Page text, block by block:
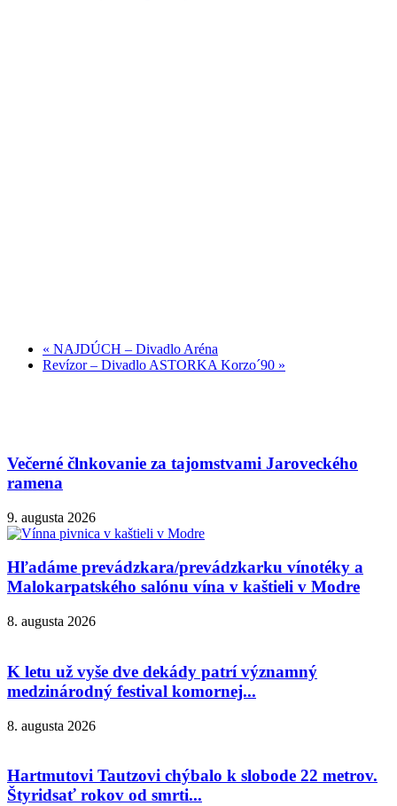
« NAJDÚCH – Divadlo Aréna
Revízor – Divadlo ASTORKA Korzo´90 »
Večerné člnkovanie za tajomstvami Jaroveckého
ramena
9. augusta 2026
Hľadáme prevádzkara/prevádzkarku vínotéky a
Malokarpatského salónu vína v kaštieli v Modre
8. augusta 2026
K letu už vyše dve dekády patrí významný
medzinárodný festival komornej...
8. augusta 2026
Hartmutovi Tautzovi chýbalo k slobode 22 metrov.
Štyridsať rokov od smrti...